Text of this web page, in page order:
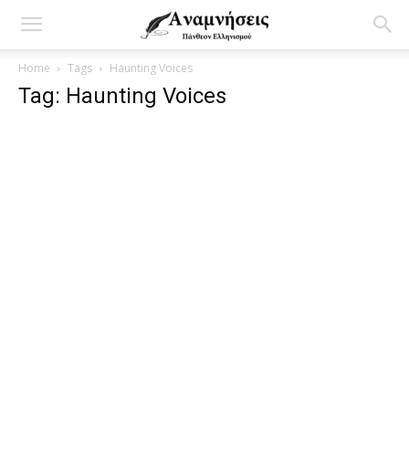
Home Tags Haunting Voices
Tag: Haunting Voices